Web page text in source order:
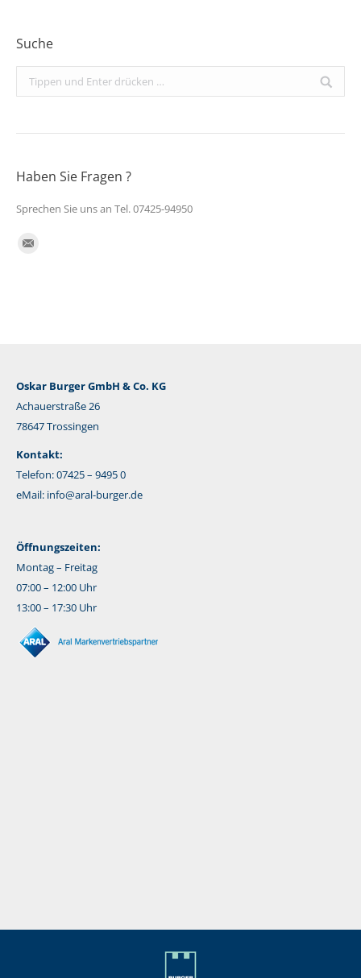
Suche
Search:
Haben Sie Fragen ?
Sprechen Sie uns an Tel. 07425-94950
Finden Sie uns auf:
Oskar Burger GmbH & Co. KG
Achauerstraße 26
78647 Trossingen
Kontakt:
Telefon: 07425 – 9495 0
eMail: info@aral-burger.de
Öffnungszeiten:
Montag – Freitag
07:00 – 12:00 Uhr
13:00 – 17:30 Uhr